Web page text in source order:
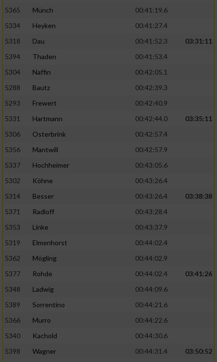
5365 Münch
00:41:19.6
5334
Heyken
00:41:27.4
5318
Dau 00:41:52.3
03:31:11
5394
Thaden
00:41:53.4
5304
Naffin
00:42:05.1
5288
Bautz
00:42:39.3
5293
Frewert
00:42:40.9
5331
Hartmann 00:42:44.0
03:35:11
5306
Osterbrink
00:42:57.4
5356
Mantwill
00:42:57.9
5337
Hochheimer
00:43:05.6
5302
Köhne
00:43:26.4
5314
Besser 00:43:26.4
03:38:38
5371
Radloff
00:43:28.4
5353
Linke
00:43:37.9
5319
Elmenhorst
00:44:02.4
5362
Mögling
00:44:02.9
5377
Rohde 00:44:02.4
03:41:26
5348
Ladwig
00:44:09.6
5389
Sorrentino
00:44:21.6
5366
Murro
00:44:22.6
5340
Kachold
00:44:30.6
5398
Wagner 00:44:31.4
03:50:52